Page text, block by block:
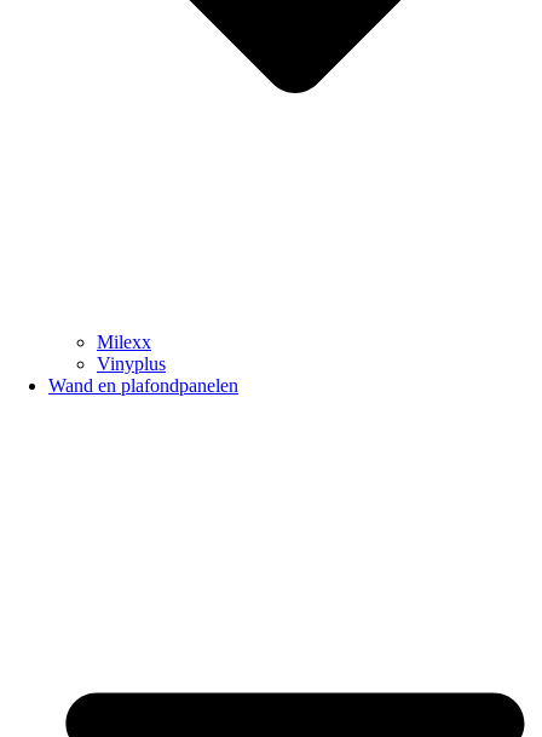
Milexx
Vinyplus
Wand en plafondpanelen